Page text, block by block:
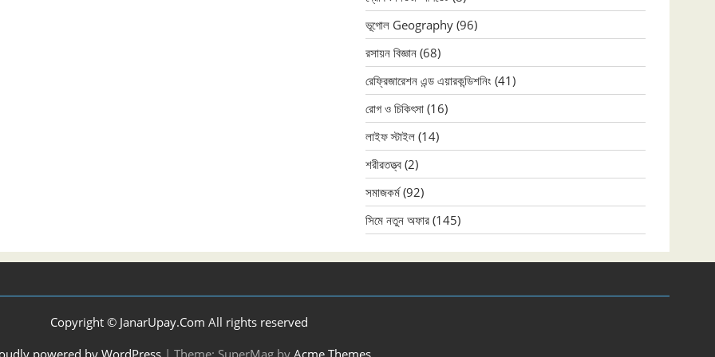
ভূগোল Geography (96)
রসায়ন বিজ্ঞান (68)
রেফ্রিজারেশন এন্ড এয়ারকন্ডিশনিং (41)
রোগ ও চিকিৎসা (16)
লাইফ স্টাইল (14)
শরীরতত্ত্ব (2)
সমাজকর্ম(92)
সিমে নতুন ‍অফার (145)
Copyright © JanarUpay.Com All rights reserved
powered by WordPress | Theme: SuperMag by Acme Themes